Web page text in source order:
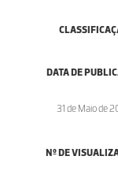
DATA DE
31 de Maio de
Nº DE